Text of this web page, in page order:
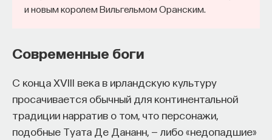
и новым королем Вильгельмом Оранским.
Современные боги
С конца XVIII века в ирландскую культуру
просачивается обычный для континентальной
традиции нарратив о том, что персонажи,
подобные Туата Де Дананн, — либо «недопадшие»